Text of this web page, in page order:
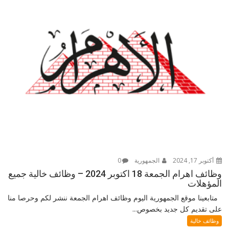
أكتوبر 17, 2024 الجمهورية 0
وظائف اهرام الجمعة 18 اكتوبر 2024 – وظائف خالية جميع
المؤهلات
متابعينا موقع الجمهورية اليوم وظائف اهرام الجمعة ننشر لكم وحرصا منا
على تقديم كل جديد بخصوص...
وظائف خالية